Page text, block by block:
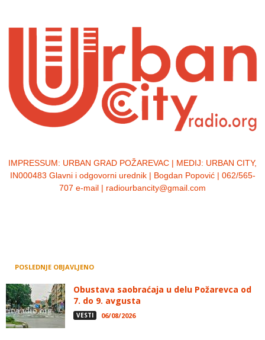
IMPRESSUM: URBAN GRAD POŽAREVAC | MEDIJ: URBAN CITY,
IN000483 Glavni i odgovorni urednik | Bogdan Popović | 062/565-
707 e-mail | radiourbancity@gmail.com
POSLEDNJE OBJAVLJENO
Obustava saobraćaja u delu Požarevca od
7. do 9. avgusta
VESTI 06/08/2026